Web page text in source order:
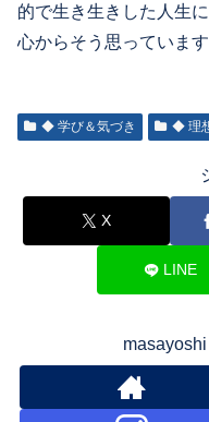
的で生き生きした人生に
心からそう思っています
◆ 学び＆気づき ◆ 理
X
LINE